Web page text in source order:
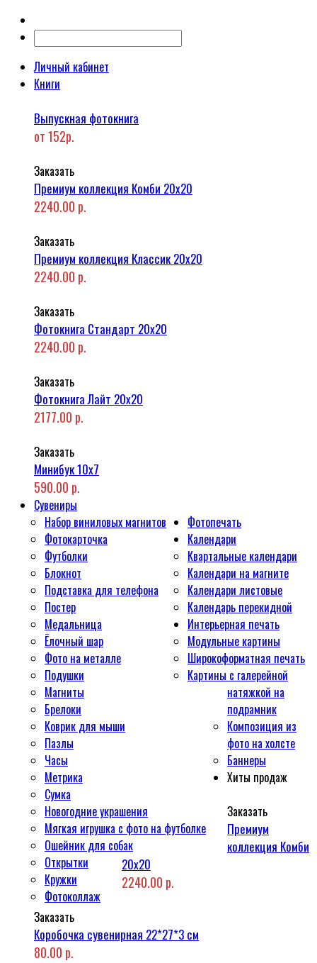
Личный кабинет
Книги
Выпускная фотокнига
от 152р.
Заказать
Премиум коллекция Комби 20x20
2240.00 р.
Заказать
Премиум коллекция Классик 20x20
2240.00 р.
Заказать
Фотокнига Стандарт 20x20
2240.00 р.
Заказать
Фотокнига Лайт 20x20
2177.00 р.
Заказать
Минибук 10х7
590.00 р.
Сувениры
Набор виниловых магнитов
Фотокарточка
Футболки
Блокнот
Подставка для телефона
Постер
Медальница
Ёлочный шар
Фото на металле
Подушки
Магниты
Брелоки
Коврик для мыши
Пазлы
Часы
Метрика
Сумка
Новогодние украшения
Мягкая игрушка с фото на футболке
Ошейник для собак
Открытки
Кружки
Фотоколлаж
Фотопечать
Календари
Квартальные календари
Календари на магните
Календари листовые
Календарь перекидной
Интерьерная печать
Модульные картины
Широкоформатная печать
Картины с галерейной
натяжкой на
подрамник
Композиция из
фото на холсте
Баннеры
Хиты продаж
Заказать
Премиум
коллекция Комби
20x20
2240.00 р.
Заказать
Коробочка сувенирная 22*27*3 см
80.00 р.